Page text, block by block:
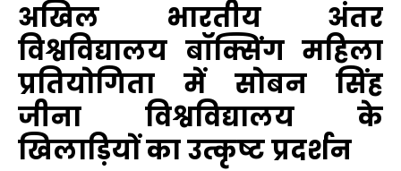
अखिल भारतीय अंतर
विश्वविद्यालय बॉक्सिंग महिला
प्रतियोगिता में सोबन सिंह
जीना विश्वविद्यालय के
खिलाड़ियों का उत्कृष्ट प्रदर्शन